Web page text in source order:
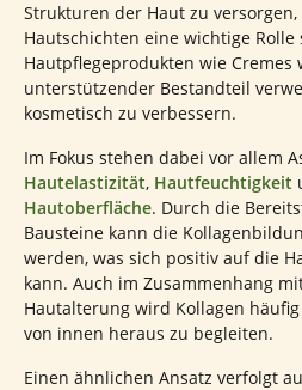
Strukturen der Haut zu
Hautschichten eine wichtige Rolle
Hautpflegeprodukten wie Cremes
unterstützender Bestandteil
kosmetisch zu verbessern.
Im Fokus stehen dabei vor allem
Hautelastizität, Hautfeuchtigkeit
Hautoberfläche. Durch die
Bausteine kann die
werden, was sich positiv auf die
kann. Auch im Zusammenhang
Hautalterung wird Kollagen
von innen heraus zu begleiten.
Einen ähnlichen Ansatz verfolgt